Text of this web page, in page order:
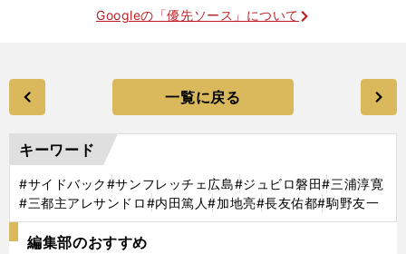
Googleの「優先ソース」について
一覧に戻る
キーワード
#サイドバック#サンフレッチェ広島#ジュビロ磐田#三浦淳寛
#三都主アレサンドロ#内田篤人#加地亮#長友佑都#駒野友一
編集部のおすすめ